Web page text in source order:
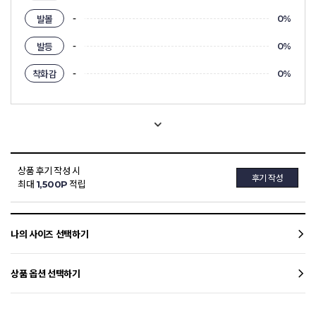
발볼 - 0%
발등 - 0%
착화감 - 0%
상품 후기 작성 시
최대 1,500P 적립
후기 작성
나의 사이즈 선택하기
상품 옵션 선택하기